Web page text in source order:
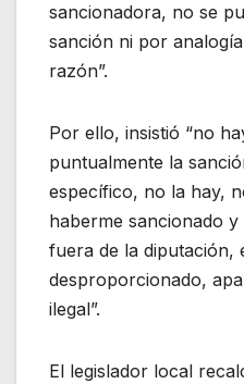
sancionadora, no se
sanción ni por
razón”.
Por ello, insistió “no
puntualmente la
específico, no la hay,
haberme sancionado
fuera de la diputación,
desproporcionado,
ilegal”.
El legislador local